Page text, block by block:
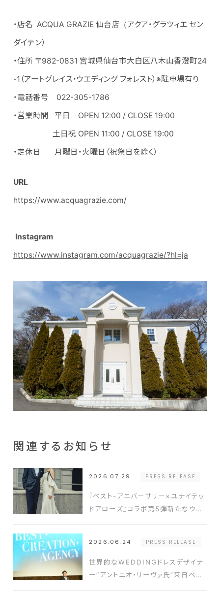
・店名 ACQUA GRAZIE 仙台店（アクア・グラツィエ セン
ダイテン）
・住所 〒982-0831 宮城県仙台市大白区八木山香澄町24
-1（アートグレイス・ウエディング フォレスト）※駐車場有り
・電話番号 022-305-1786
・営業時間 平日 OPEN 12:00 / CLOSE 19:00
土日祝 OPEN 11:00 / CLOSE 19:00
・定休日 月曜日・火曜日（祝祭日を除く）
URL
https://www.acquagrazie.com/
Instagram
https://www.instagram.com/acquagrazie/?hl=ja
関連するお知らせ
2026.07.29 PRESS RELEASE
『ベスト-アニバーサリー×ユナイテッ
ドアローズ』コラボ第5弾新たなウエ
2026.06.24
PRESS RELEASE
世界的なWEDDINGドレスデザイナ
ー“アントニオ・リーヴァ氏”来日ベス